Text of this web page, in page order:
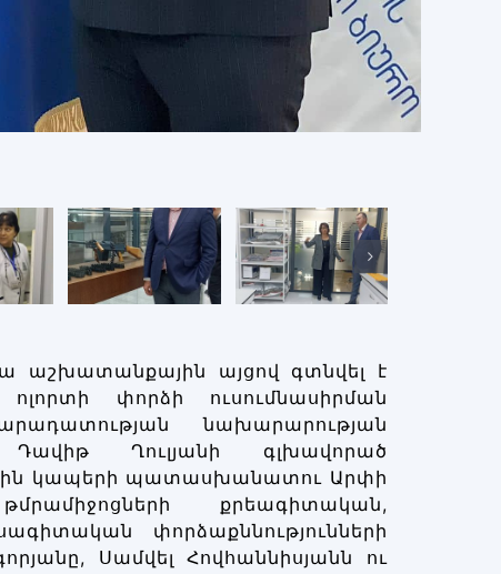
աշխատանքային այցով գտնվել է
փորձի ուսումնասիրման
նախարարության
Ղուլյանի գլխավորած
կապերի պատասխանատու Արփի
քրեագիտական,
փորձաքննությունների
Սամվել Հովհաննիսյանն ու